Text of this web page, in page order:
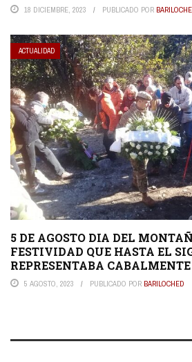
18 DICIEMBRE, 2023 PUBLICADO POR
ACTUALIDAD
5 DE AGOSTO DIA DEL
FESTIVIDAD QUE HASTA EL
REPRESENTABA CABALMENTE
5 AGOSTO, 2023 PUBLICADO POR BARILOCHED